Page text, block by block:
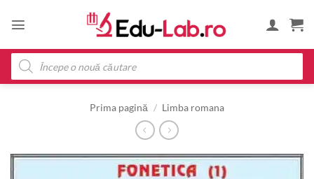
Products
search
Prima pagină / Limba romana